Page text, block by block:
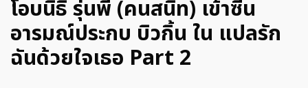
โอบนิธิ รุ่นพี่ (คนสนิท) เข้าซีน
อารมณ์ประกบ บิวกิ้น ใน แปลรัก
ฉันด้วยใจเธอ Part 2